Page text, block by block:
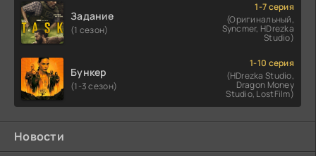
Задание
(1 сезон)
1-7 серия
(Оригинальный,
Syncmer, HDrezka
Studio)
Бункер
(1-3 сезон)
1-10 серия
(HDrezka Studio,
Dragon Money
Studio, LostFilm)
Новости